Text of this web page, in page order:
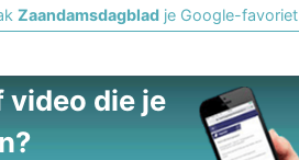
Zaandamsdagblad je Google-favoriet
video die je